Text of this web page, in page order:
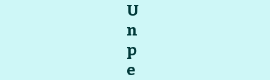
U
n
p
e